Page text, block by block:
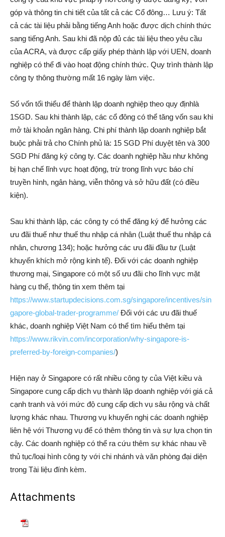
góp và thông tin chi tiết của tất cả các Cổ đông… Lưu ý: Tất
cả các tài liệu phải bằng tiếng Anh hoặc được dịch chính thức
sang tiếng Anh. Sau khi đã nộp đủ các tài liệu theo yêu cầu
của ACRA, và được cấp giấy phép thành lập với UEN, doanh
nghiệp có thể đi vào hoạt động chính thức. Quy trình thành lập
công ty thông thường mất 16 ngày làm việc.
Số vốn tối thiểu để thành lập doanh nghiệp theo quy địnhlà
1SGD. Sau khi thành lập, các cổ đông có thể tăng vốn sau khi
mở tài khoản ngân hàng. Chi phí thành lập doanh nghiệp bắt
buộc phải trả cho Chính phủ là: 15 SGD Phí duyệt tên và 300
SGD Phí đăng ký công ty. Các doanh nghiệp hầu như không
bị hạn chế lĩnh vực hoạt động, trừ trong lĩnh vực báo chí
truyền hình, ngân hàng, viễn thông và sở hữu đất (có điều
kiện).
Sau khi thành lập, các công ty có thể đăng ký để hưởng các
ưu đãi thuế như thuế thu nhập cá nhân (Luật thuế thu nhập cá
nhân, chương 134); hoặc hưởng các ưu đãi đầu tư (Luật
khuyến khích mở rộng kinh tế). Đối với các doanh nghiệp
thương mại, Singapore có một số ưu đãi cho lĩnh vực mặt
hàng cụ thể, thông tin xem thêm tại
https://www.startupdecisions.com.sg/singapore/incentives/sin
gapore-global-trader-programme/ Đối với các ưu đãi thuế
khác, doanh nghiệp Việt Nam có thể tìm hiểu thêm tại
https://www.rikvin.com/incorporation/why-singapore-is-
preferred-by-foreign-companies/)
Hiện nay ở Singapore có rất nhiều công ty của Việt kiều và
Singapore cung cấp dịch vụ thành lập doanh nghiệp với giá cả
cạnh tranh và với mức độ cung cấp dịch vụ sâu rộng và chất
lượng khác nhau. Thương vụ khuyến nghị các doanh nghiệp
liên hệ với Thương vụ để có thêm thông tin và sự lựa chọn tin
cậy. Các doanh nghiệp có thể ra cứu thêm sự khác nhau về
thủ tục/loại hình công ty với chi nhánh và văn phòng đại diện
trong Tài liệu đính kèm.
Attachments